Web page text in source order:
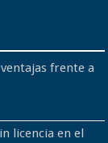
frente a
licencia en el